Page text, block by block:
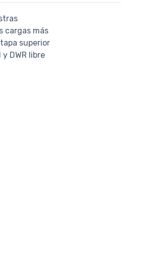
cargas más
superior
DWR libre